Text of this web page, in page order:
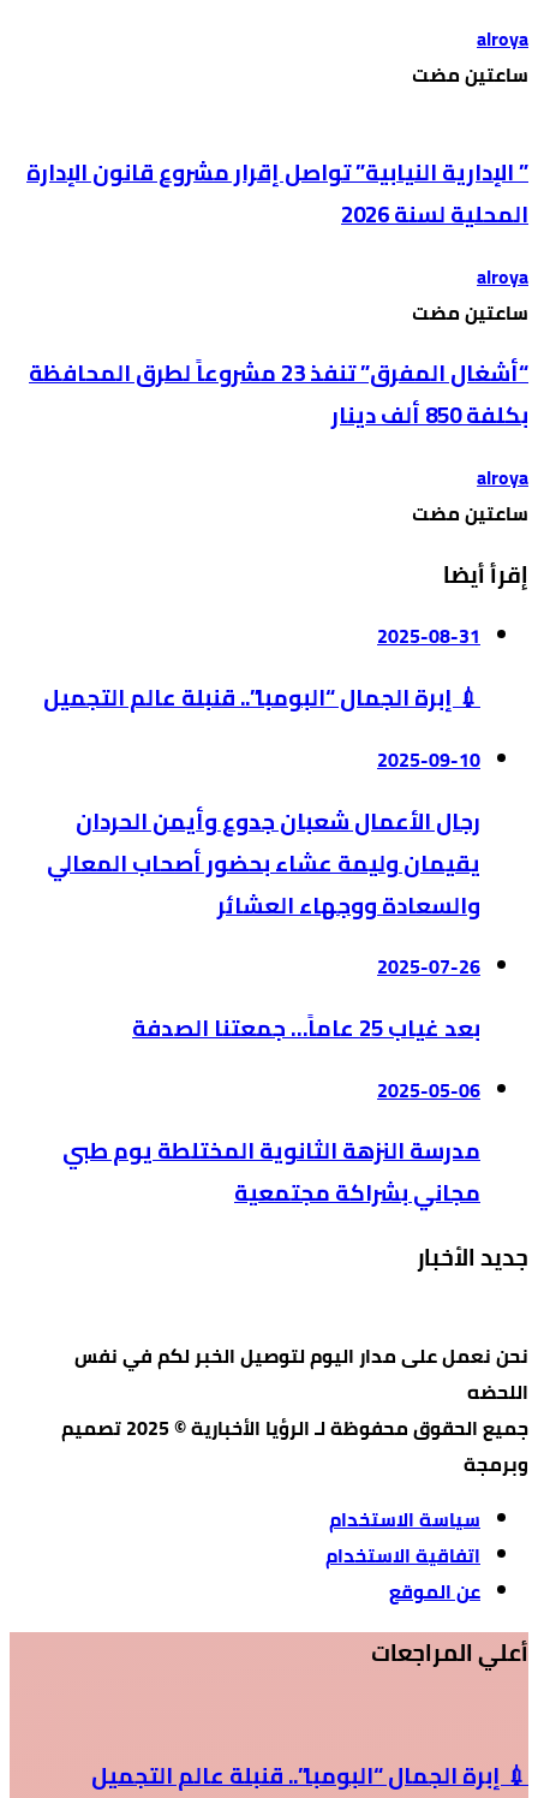
alroya
‫‫‫‏‫ساعتين مضت‬
” الإدارية النيابية” تواصل إقرار مشروع قانون الإدارة
المحلية لسنة 2026
alroya
‫‫‫‏‫ساعتين مضت‬
“أشغال المفرق” تنفذ 23 مشروعاً لطرق المحافظة
بكلفة 850 ألف دينار
alroya
‫‫‫‏‫ساعتين مضت‬
إقرأ أيضا
2025-08-31
💉 إبرة الجمال “البومبا”.. قنبلة عالم التجميل
2025-09-10
رجال الأعمال شعبان جدوع وأيمن الحردان
يقيمان وليمة عشاء بحضور أصحاب المعالي
والسعادة ووجهاء العشائر
2025-07-26
بعد غياب 25 عاماً… جمعتنا الصدفة
2025-05-06
مدرسة النزهة الثانوية المختلطة يوم طبي
مجاني بشراكة مجتمعية
جديد الأخبار
نحن نعمل على مدار اليوم لتوصيل الخبر لكم في نفس
اللحضه
جميع الحقوق محفوظة لـ الرؤيا الأخبارية © 2025 تصميم
وبرمجة
سياسة الاستخدام
اتفاقية الاستخدام
عن الموقع
أعلي المراجعات
💉 إبرة الجمال “البومبا”.. قنبلة عالم التجميل